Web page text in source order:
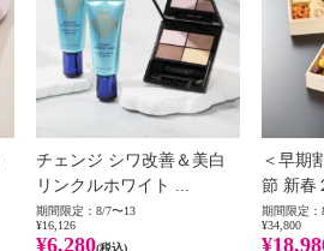
チェンジ シワ改善＆美白
リンクルホワイト ...
期間限定：8/7〜13
¥16,126
¥6,280(税込)
＜早期
節 新春
期間限定：
¥34,800